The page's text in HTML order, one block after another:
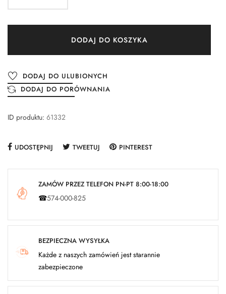
DODAJ DO KOSZYKA
DODAJ DO ULUBIONYCH
DODAJ DO PORÓWNANIA
ID produktu: 61332
UDOSTĘPNIJ TWEETUJ PINTEREST
ZAMÓW PRZEZ TELEFON PN-PT 8:00-18:00
☎574-000-825
BEZPIECZNA WYSYŁKA
Każde z naszych zamówień jest starannie
zabezpieczone